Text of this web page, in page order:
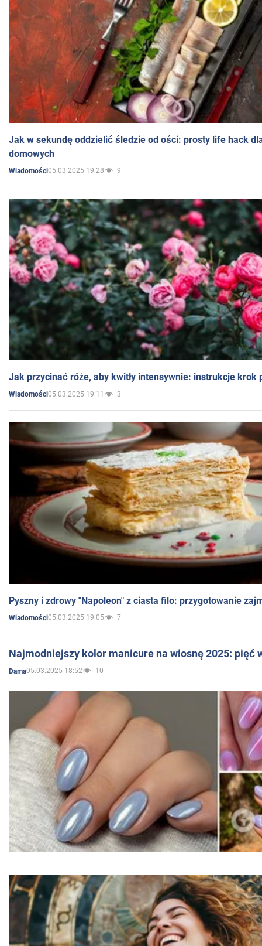
Jak w sekundę oddzielić śledzie od ości: prosty life hack
domowych
Wiadomości05.03.2025 19:28 9
Jak przycinać róże, aby kwitły intensywnie: instrukcje krok
Wiadomości05.03.2025 19:11 3
Pyszny i zdrowy "Napoleon" z ciasta filo: przygotowanie
Wiadomości05.03.2025 19:05 7
Najmodniejszy kolor manicure na wiosnę 2025: pięć
Dama05.03.2025 18:52 10